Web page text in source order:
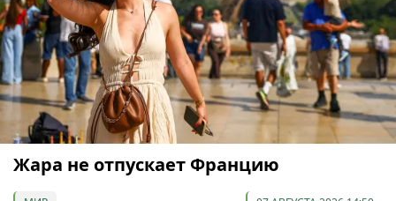
Жара не отпускает Францию